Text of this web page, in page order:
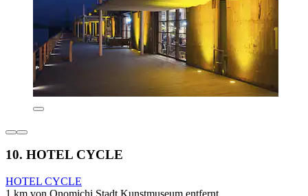
10. HOTEL CYCLE
HOTEL CYCLE